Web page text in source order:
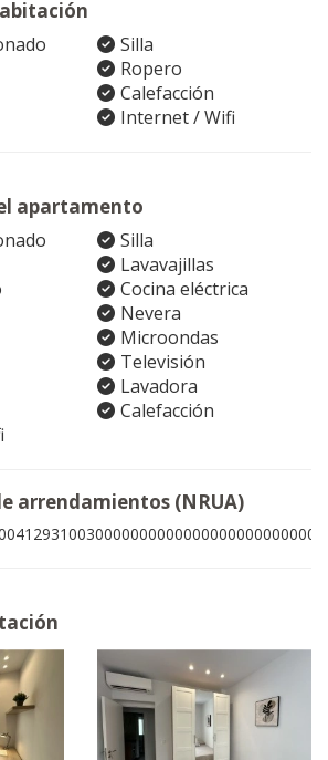
Silla
Ropero
Calefacción
Internet / Wifi
apartamento
Silla
Lavavajillas
Cocina eléctrica
Nevera
Microondas
Televisión
Lavadora
Calefacción
arrendamientos (NRUA)